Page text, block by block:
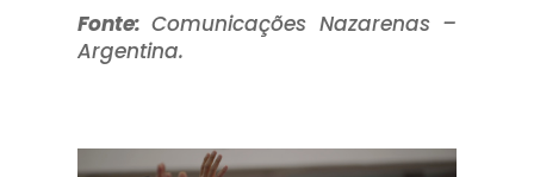
Fonte:Comunicações Nazarenas –
Argentina.